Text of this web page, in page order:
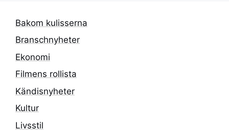
Bakom kulisserna
Branschnyheter
Ekonomi
Filmens rollista
Kändisnyheter
Kultur
Livsstil